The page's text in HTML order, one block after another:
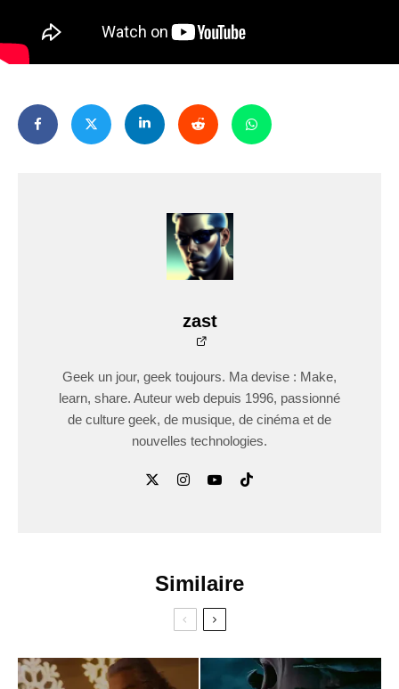
zast
Geek un jour, geek toujours. Ma devise : Make,
learn, share. Auteur web depuis 1996, passionné
de culture geek, de musique, de cinéma et de
nouvelles technologies.
Similaire